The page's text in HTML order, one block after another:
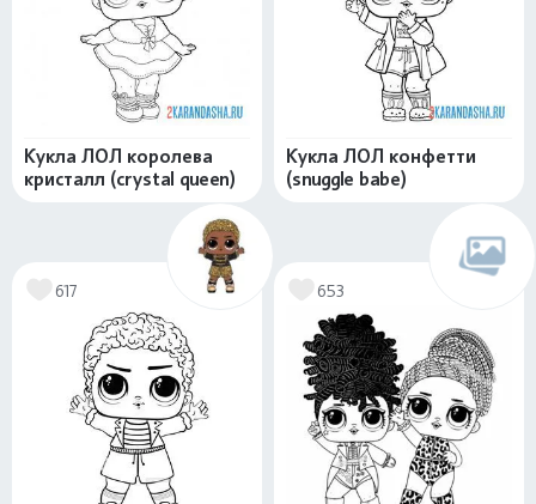
Кукла ЛОЛ королева
кристалл (crystal queen)
Кукла ЛОЛ конфетти
(snuggle babe)
617 653